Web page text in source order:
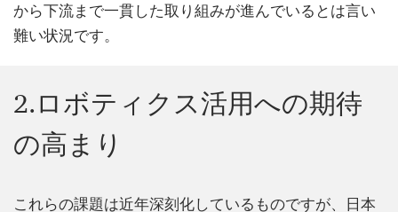
から下流まで一貫した取り組みが進んでいるとは言い
難い状況です。
2.ロボティクス活用への期待
の高まり
これらの課題は近年深刻化しているものですが、日本